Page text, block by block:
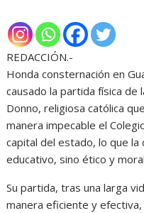
REDACCIÓN.-
Honda consternación en
causado la partida física de
Donno, religiosa católica
manera impecable el
capital del estado, lo que
educativo, sino ético y
Su partida, tras una larga
manera eficiente y